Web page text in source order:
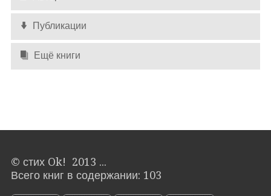
Публикации
Ещё книги
© стих Ok! 2013 ...
Всего книг в содержании: 103